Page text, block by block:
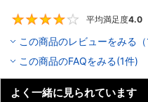
平均満足度4.0
この商品のレビューをみる（
この商品のFAQをみる(1件)
よく一緒に見られています